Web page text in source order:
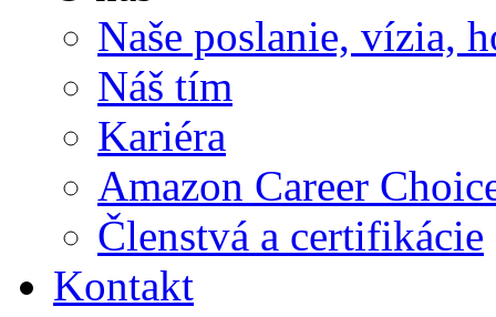
Naše poslanie, vízia,
Náš tím
Kariéra
Amazon Career
Členstvá a certifikácie
Kontakt